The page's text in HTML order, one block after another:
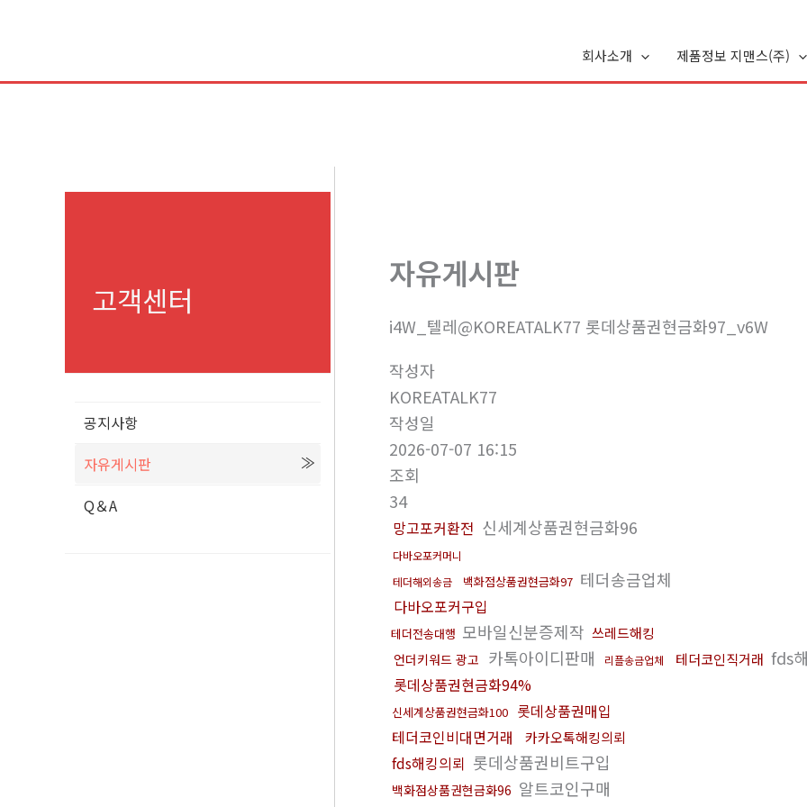
로
회사소개 제품정보 지맨스(주)
고객센터
공지사항
자유게시판
Q＆A
자유게시판
i4W_텔레@KOREATALK77 롯데상품권현금화97_v6W
작성자
KOREATALK77
작성일
2026-07-07 16:15
조회
34
망고포커환전 신세계상품권현금화96
다바오포커머니
테더해외송금
백화점상품권현금화97 테더송금업체
다바오포커구입
테더전송대행 모바일신분증제작 쓰레드해킹
언더키워드 광고 카톡아이디판매 리플송금업체 테더코인직거래 fds
롯데상품권현금화94%
신세계상품권현금화100 롯데상품권매입
테더코인비대면거래
카카오톡해킹의뢰
fds해킹의뢰 롯데상품권비트구입
백화점상품권현금화96 알트코인구매